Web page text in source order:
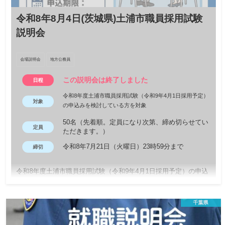
令和8年8月4日(茨城県)土浦市職員採用試験
説明会
会場説明会 地方公務員
日程 この説明会は終了しました
対象
令和8年度土浦市職員採用試験（令和9年4月1日採用予定）
の申込みを検討している方を対象
定員
50名（先着順。定員になり次第、締め切らせてい
ただきます。）
締切 令和8年7月21日（火曜日）23時59分まで
令和8年度土浦市職員採用試験（令和9年4月1日採用予定）の申込
千葉県